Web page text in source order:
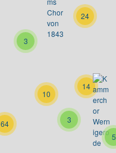
3
10
64
3
14
24
5